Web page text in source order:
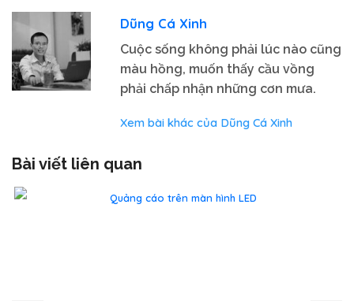
Dũng Cá Xinh
Cuộc sống không phải lúc nào cũng
màu hồng, muốn thấy cầu vồng
phải chấp nhận những cơn mưa.
Xem bài khác của Dũng Cá Xinh
Bài viết liên quan